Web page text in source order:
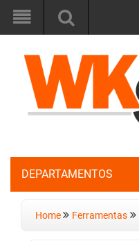
DEPARTAMENTOS
Home Ferramentas